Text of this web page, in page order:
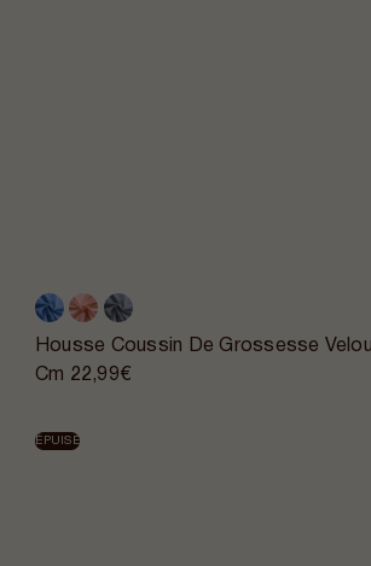
Housse Coussin De Grossesse
Cm 22,99€
ÉPUISÉ